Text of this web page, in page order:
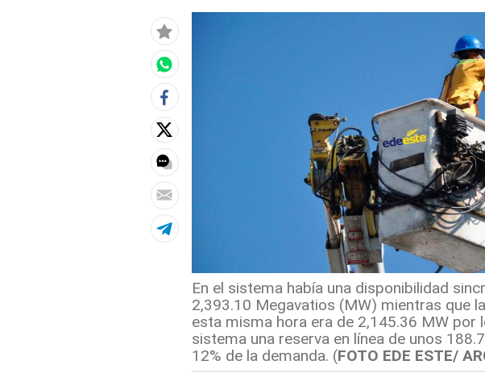
En el sistema había una disponibilidad
2,393.10 Megavatios (MW) mientras que
esta misma hora era de 2,145.36 MW por
sistema una reserva en línea de unos
12% de la demanda. (FOTO EDE ESTE/